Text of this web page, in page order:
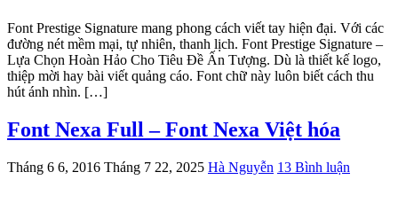
Font Prestige Signature mang phong cách viết tay hiện đại. Với các
đường nét mềm mại, tự nhiên, thanh lịch. Font Prestige Signature –
Lựa Chọn Hoàn Hảo Cho Tiêu Đề Ấn Tượng. Dù là thiết kế logo,
thiệp mời hay bài viết quảng cáo. Font chữ này luôn biết cách thu
hút ánh nhìn. […]
Font Nexa Full – Font Nexa Việt hóa
Tháng 6 6, 2016 Tháng 7 22, 2025 Hà Nguyễn 13 Bình luận